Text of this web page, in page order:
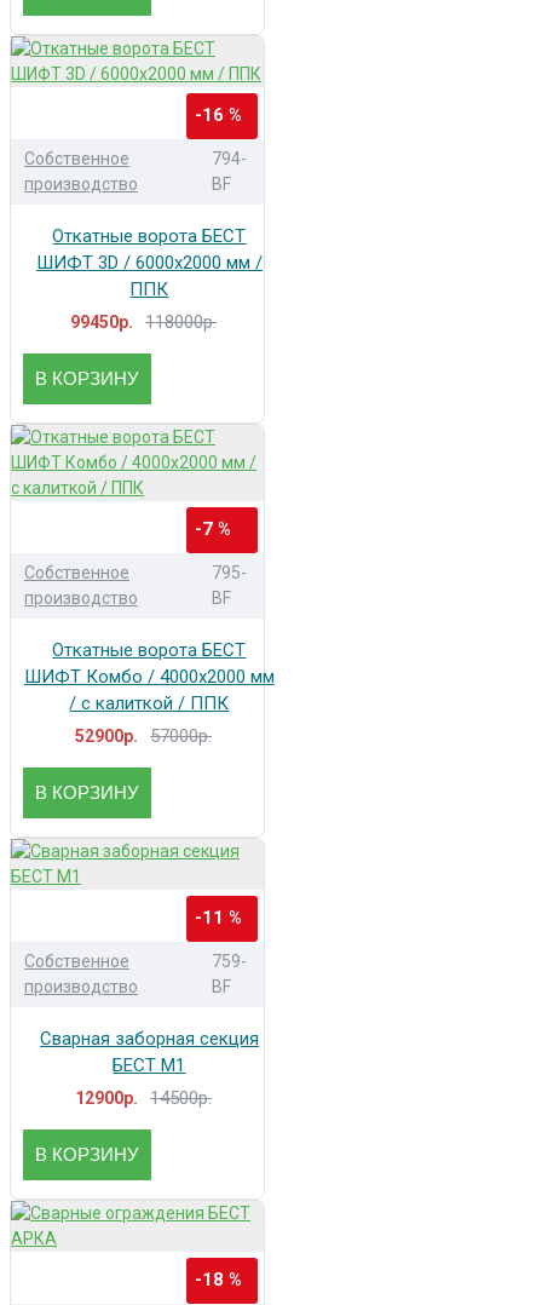
-16 %
Собственное
производство
794-
BF
Откатные ворота БЕСТ
ШИФТ 3D / 6000x2000 мм /
ППК
99450р. 118000р.
В КОРЗИНУ
-7 %
Собственное
производство
795-
BF
Откатные ворота БЕСТ
ШИФТ Комбо / 4000x2000 мм
/ с калиткой / ППК
52900р. 57000р.
В КОРЗИНУ
-11 %
Собственное
производство
759-
BF
Сварная заборная секция
БЕСТ М1
12900р. 14500р.
В КОРЗИНУ
-18 %